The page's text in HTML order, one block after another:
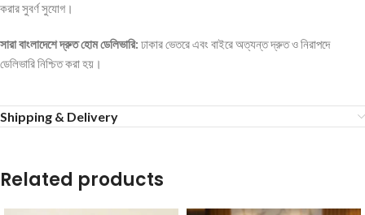
করার সুবর্ণ সুযোগ।
সারা বাংলাদেশে দ্রুত হোম ডেলিভারি: ঢাকার ভেতরে এবং বাইরে অত্যন্ত দ্রুত ও নিরাপদে
ডেলিভারি নিশ্চিত করা হয়।
Shipping & Delivery
Related products